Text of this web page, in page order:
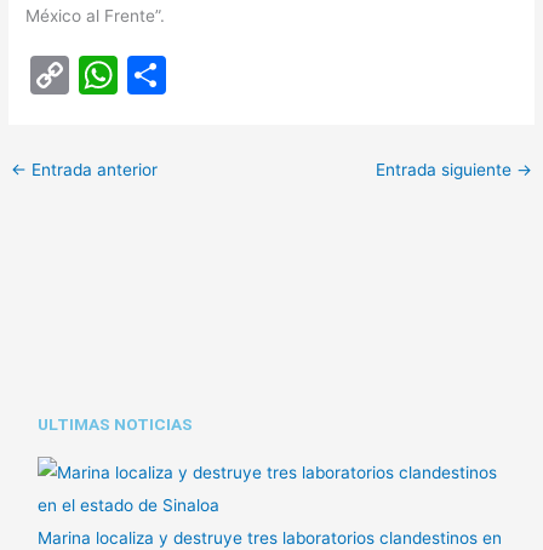
México al Frente”.
C
p
y
W
at
s
← Entrada anterior Entrada siguiente →
ULTIMAS NOTICIAS
Marina localiza y destruye tres laboratorios clandestinos en